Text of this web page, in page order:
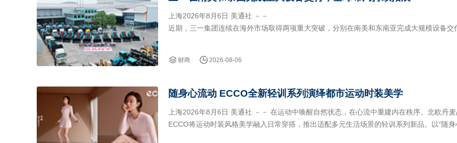
上海2026年8月6日 美通社 －－
近期，三一集团连续在海外市场取得两项重大突破，分别在南美和东南亚完成大规模设备交
财商 2026-08-06
随身心流动 ECCO全新轻训系列演绎都市运动时装美学
上海2026年8月6日 美通社 －－ 在运动中唤醒自然状态，在心流中重建内在秩序。北欧丹
ECCO将运动时装风格美学融入日常穿搭，推出适配多元生活场景的轻训系列新品。以“随身